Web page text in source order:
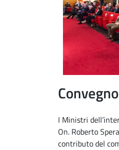
I Ministri
On. Roberto
contributo del